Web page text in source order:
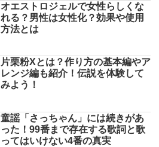
オエストロジェルで女性らしくな
れる？男性は女性化？効果や使用
方法とは
片栗粉Xとは？作り方の基本編やア
レンジ編も紹介！伝説を体験して
みよう！
童謡「さっちゃん」には続きがあ
った！99番まで存在する歌詞と歌
ってはいけない4番の真実